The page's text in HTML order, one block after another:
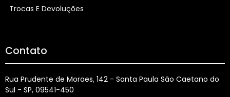
Trocas E Devoluções
Contato
Rua Prudente de Moraes, 142 - Santa Paula São Caetano do
Sul - SP, 09541-450